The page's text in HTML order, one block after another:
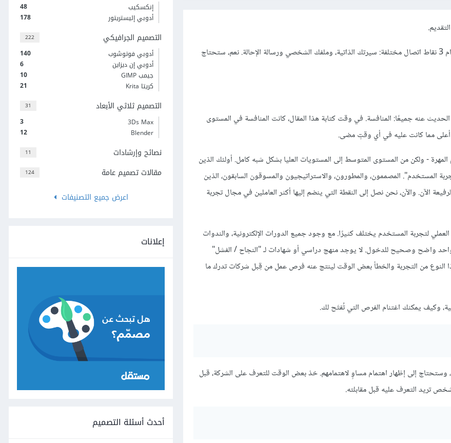
سنناقش في هذا المنشور ما الذي يمكنك فعله به لتكون مميزًا، وذلك باستخدام 3 نقاط اتصال مختلفة: سيرتك الذاتية، وملفك الشخصي ورسالة الإحالة. نعم، ستحتاج
عنه جميعًا: المنافسة. في وقت كتابة هذا المقال، كانت المنافسة في المستوى
أعلى مما كانت عليه في أي وقتٍ مضى.
- ولكن من المستوى المتوسط إلى المستويات العليا بشكل شبه كامل. أولئك الذين
المستخدم". المصممون، والمطورون، والاستراتيجيون والمسوقون السابقون، الذين
الآن. والآن، نحن نصل إلى النقطة التي ينضم إليها أكثر العاملين في مجال تجربة
لتجربة المستخدم يختلف كثيرًا. مع وجود جميع الدورات الإلكترونية، والندوات
واحد واضح وصحيح للدخول. لا يوجد منهج دراسي أو شهادات لـ "النجاح / الفشل"
النوع من التجربة والخطأ بعض الوقت لينتج عنه فرص عمل من قِبل شركات تدرك ما
وكيف يمكنك اغتنام الفرص التي تُفتَح لك.
إلى إظهار اهتمام مساوٍ لاهتمامهم. خذ بعض الوقت للتعرف على الشركة، قبل
تريد التعرف عليه قبل مقابلته.
48
إنكسكيب
178
أدوبي إليستريتور
222 التصميم الجرافيكي
140
أدوبي فوتوشوب
6
أدوبي إن ديزاين
10
جيمب GIMP
21
كريتا Krita
31 التصميم ثلاثي الأبعاد
3
3Ds Max
12
Blender
11 نصائح وإرشادات
124
مقالات تصميم عامة
اعرض جميع التصنيفات
إعلانات
أحدث أسئلة التصميم